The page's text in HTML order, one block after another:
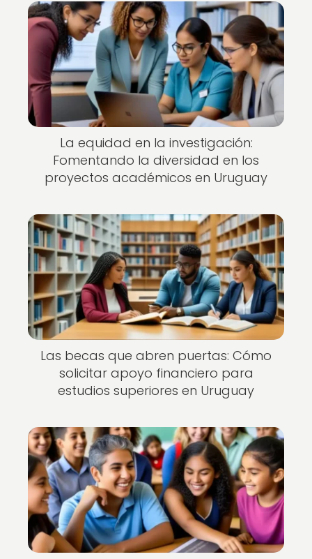
La equidad en la investigación:
Fomentando la diversidad en los
proyectos académicos en Uruguay
Las becas que abren puertas: Cómo
solicitar apoyo financiero para
estudios superiores en Uruguay